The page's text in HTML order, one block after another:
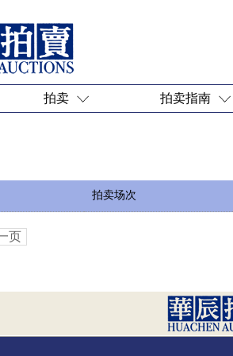
拍卖 拍卖指南
拍卖场次
页